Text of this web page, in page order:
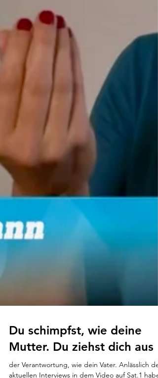
Du schimpfst, wie deine
Mutter. Du ziehst dich aus